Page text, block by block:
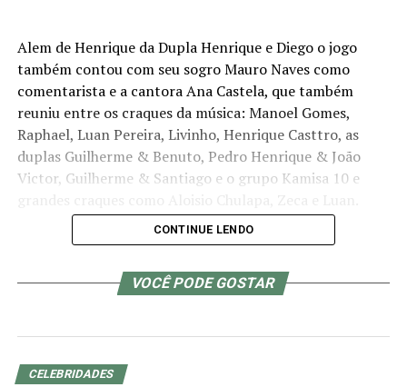
Alem de Henrique da Dupla Henrique e Diego o jogo
também contou com seu sogro Mauro Naves como
comentarista e a cantora Ana Castela, que também
reuniu entre os craques da música: Manoel Gomes,
Raphael, Luan Pereira, Livinho, Henrique Casttro, as
duplas Guilherme & Benuto, Pedro Henrique & João
Victor, Guilherme & Santiago e o grupo Kamisa 10 e
Clube, uma das equipes que representam Maringá na
CONTINUE LENDO
VOCÊ PODE GOSTAR
CELEBRIDADES